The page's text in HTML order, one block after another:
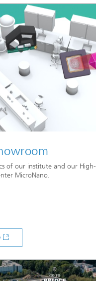
of our institute and our High-
MicroNano.